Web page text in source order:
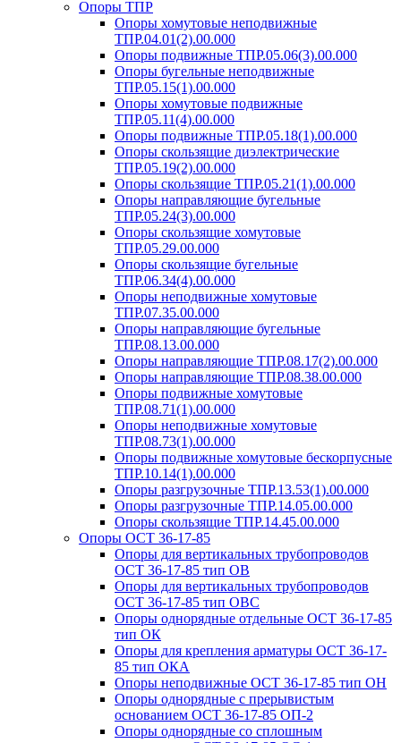
Опоры ТПР
Опоры хомутовые неподвижные
ТПР.04.01(2).00.000
Опоры подвижные ТПР.05.06(3).00.000
Опоры бугельные неподвижные
ТПР.05.15(1).00.000
Опоры хомутовые подвижные
ТПР.05.11(4).00.000
Опоры подвижные ТПР.05.18(1).00.000
Опоры скользящие диэлектрические
ТПР.05.19(2).00.000
Опоры скользящие ТПР.05.21(1).00.000
Опоры направляющие бугельные
ТПР.05.24(3).00.000
Опоры скользящие хомутовые
ТПР.05.29.00.000
Опоры скользящие бугельные
ТПР.06.34(4).00.000
Опоры неподвижные хомутовые
ТПР.07.35.00.000
Опоры направляющие бугельные
ТПР.08.13.00.000
Опоры направляющие ТПР.08.17(2).00.000
Опоры направляющие ТПР.08.38.00.000
Опоры подвижные хомутовые
ТПР.08.71(1).00.000
Опоры неподвижные хомутовые
ТПР.08.73(1).00.000
Опоры подвижные хомутовые бескорпусные
ТПР.10.14(1).00.000
Опоры разгрузочные ТПР.13.53(1).00.000
Опоры разгрузочные ТПР.14.05.00.000
Опоры скользящие ТПР.14.45.00.000
Опоры ОСТ 36-17-85
Опоры для вертикальных трубопроводов
ОСТ 36-17-85 тип ОВ
Опоры для вертикальных трубопроводов
ОСТ 36-17-85 тип ОВС
Опоры однорядные отдельные ОСТ 36-17-85
тип ОК
Опоры для крепления арматуры ОСТ 36-17-
85 тип ОКА
Опоры неподвижные ОСТ 36-17-85 тип ОН
Опоры однорядные с прерывистым
основанием ОСТ 36-17-85 ОП-2
Опоры однорядные со сплошным